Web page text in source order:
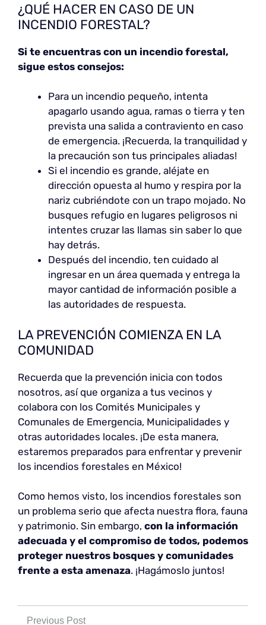
¿QUÉ HACER EN CASO DE UN
INCENDIO FORESTAL?
Si te encuentras con un incendio forestal,
sigue estos consejos:
Para un incendio pequeño, intenta
apagarlo usando agua, ramas o tierra y ten
prevista una salida a contraviento en caso
de emergencia. ¡Recuerda, la tranquilidad y
la precaución son tus principales aliadas!
Si el incendio es grande, aléjate en
dirección opuesta al humo y respira por la
nariz cubriéndote con un trapo mojado. No
busques refugio en lugares peligrosos ni
intentes cruzar las llamas sin saber lo que
hay detrás.
Después del incendio, ten cuidado al
ingresar en un área quemada y entrega la
mayor cantidad de información posible a
las autoridades de respuesta.
LA PREVENCIÓN COMIENZA EN LA
COMUNIDAD
Recuerda que la prevención inicia con todos
nosotros, así que organiza a tus vecinos y
colabora con los Comités Municipales y
Comunales de Emergencia, Municipalidades y
otras autoridades locales. ¡De esta manera,
estaremos preparados para enfrentar y prevenir
los incendios forestales en México!
Como hemos visto, los incendios forestales son
un problema serio que afecta nuestra flora, fauna
y patrimonio. Sin embargo, con la información
adecuada y el compromiso de todos, podemos
proteger nuestros bosques y comunidades
frente a esta amenaza. ¡Hagámoslo juntos!
Previous Post